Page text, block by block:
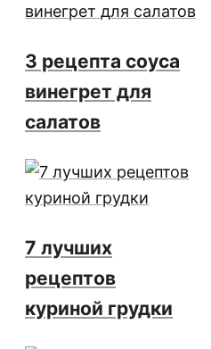
3 рецепта соуса
винегрет для
салатов
7 лучших
рецептов
куриной грудки